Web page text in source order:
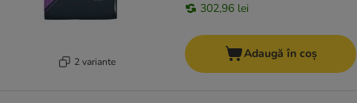
2 variante
302,96 lei
Adaugă în coș